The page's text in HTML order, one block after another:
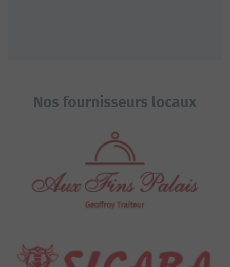
Nos fournisseurs locaux